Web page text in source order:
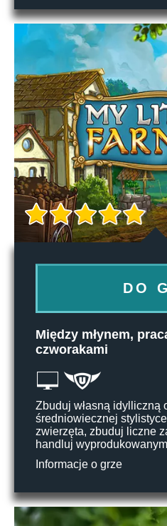
DO
Między młynem,
czworakami
Zbuduj własną idylliczną
średniowiecznej
zwierzęta, zbuduj liczne
handluj
Informacje o grze